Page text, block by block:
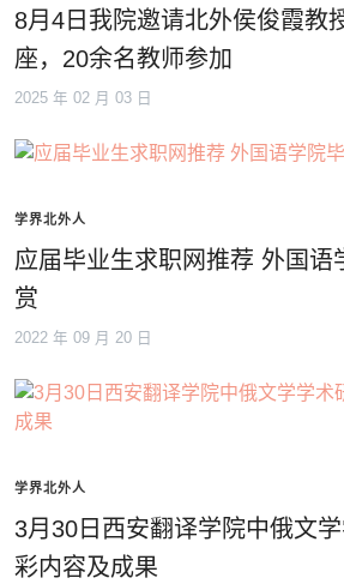
8月4日我院邀请北外侯俊霞教
座，20余名教师参加
2025 年 02 月 03 日
学界北外人
应届毕业生求职网推荐 外国语
赏
2022 年 09 月 20 日
学界北外人
3月30日西安翻译学院中俄文
彩内容及成果